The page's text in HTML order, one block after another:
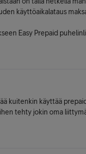
käyttöaikalataus
Easy Prepaid
kuitenkin käyttää
tehty jokin oma